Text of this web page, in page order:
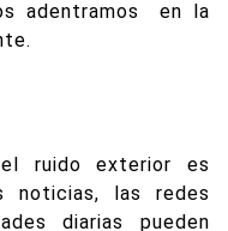
adentramos
en la
ruido exterior es
noticias, las redes
diarias pueden